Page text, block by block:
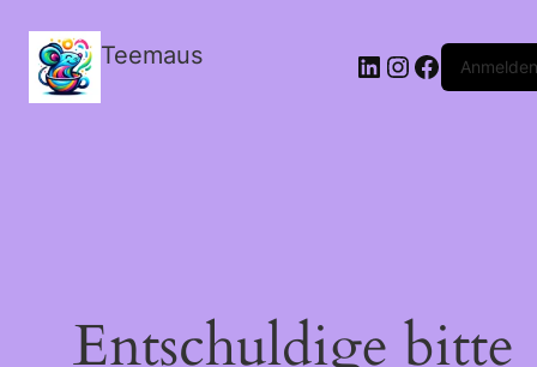
Teemaus LinkedIn
Instagram
FacebookAnmelden
Entschuldige bitte